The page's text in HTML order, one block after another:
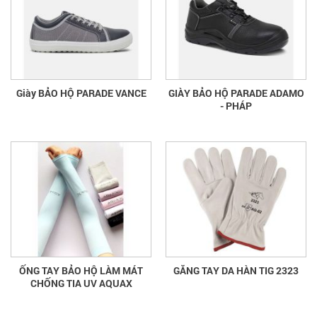
Giày BẢO HỘ PARADE VANCE
GIÀY BẢO HỘ PARADE ADAMO
- PHÁP
ỐNG TAY BẢO HỘ LÀM MÁT
CHỐNG TIA UV AQUAX
GĂNG TAY DA HÀN TIG 2323